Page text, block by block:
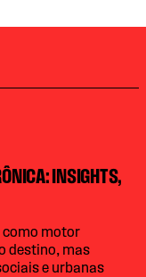
INSIGHTS,
como motor
destino, mas
e urbanas